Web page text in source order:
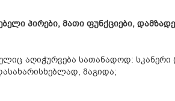
პირები, მათი ფუნქციები,
აღიჭურვება სათანადოდ: სკანერი
მაგიდა;